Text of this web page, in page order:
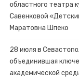
областного театра
Савенковой
Маратовна Шпеко
28 июля в
объединившая
академической